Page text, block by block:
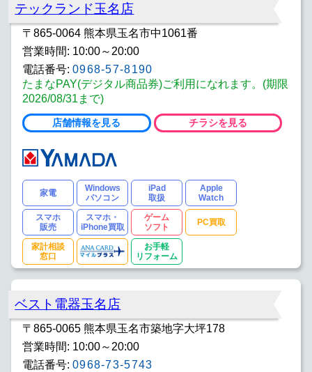
テックランド玉名店
〒865-0064 熊本県玉名市中1061番
営業時間: 10:00～20:00
電話番号: 0968-57-8190
たまなPAY(デジタル商品券)ご利用になれます。(期限
2026/08/31まで)
店舗情報を見る チラシを見る
家電
Windows
パソコン
iPad
取扱
Apple
Watch
スマホ
販売
スマホ・
iPhone買取
ゲーム
ソフト
PC買取
家計相談
窓口
お手軽
リフォーム
ベスト電器玉名店
〒865-0065 熊本県玉名市築地字大坪178
営業時間: 10:00～20:00
電話番号: 0968-73-5743